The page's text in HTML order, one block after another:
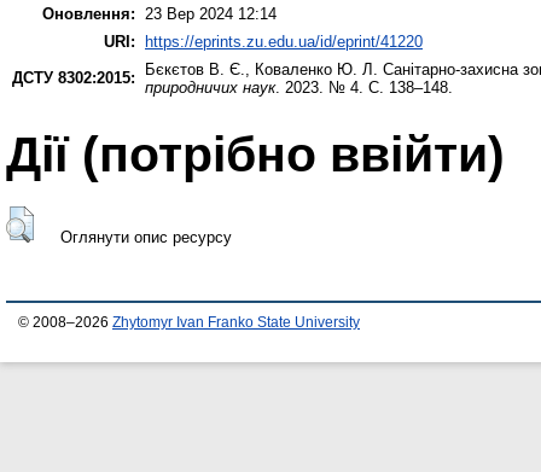
Оновлення: 23 Вер 2024 12:14
URI:
https://eprints.zu.edu.ua/id/eprint/41220
ДСТУ 8302:2015:
Бєкєтов В. Є., Коваленко Ю. Л. Санітарно-захисна
природничих наук. 2023. № 4. С. 138–148.
Дії ​​(потрібно ввійти)
Оглянути опис ресурсу
© 2008–2026 Zhytomyr Ivan Franko State University